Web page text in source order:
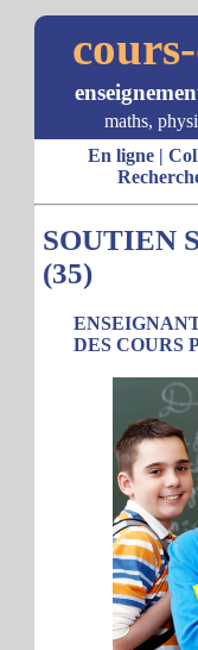
maths,
En ligne|
SOUTIEN
(35)
DES COURS